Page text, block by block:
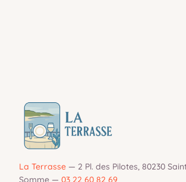
La Terrasse — 2 Pl. des Pilotes, 80230
Somme — 03 22 60 82 69